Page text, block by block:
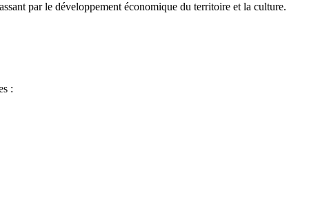
par le développement économique du territoire et la culture.
: